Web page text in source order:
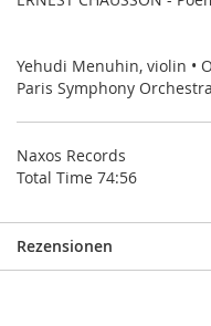
Yehudi Menuhin, violin •
Paris Symphony
Naxos Records
Total Time 74:56
Rezensionen